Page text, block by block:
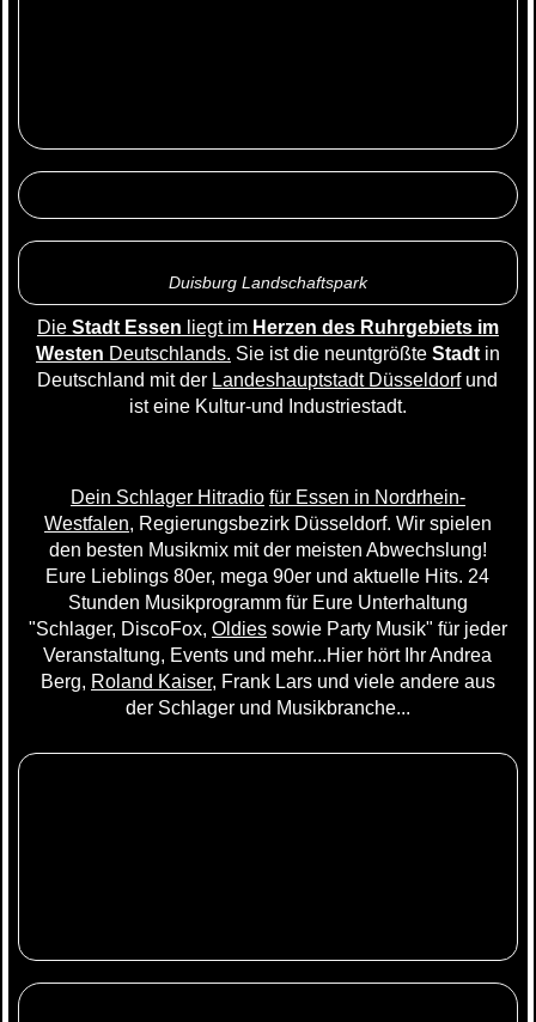
Duisburg Landschaftspark
Die Stadt Essen liegt im Herzen des Ruhrgebiets im
Westen Deutschlands. Sie ist die neuntgrößte Stadtin
Deutschland mit der Landeshauptstadt Düsseldorfund
ist eine Kultur-und Industriestadt.
Dein Schlager Hitradio für Essen in Nordrhein-
Westfalen, Regierungsbezirk Düsseldorf. Wir spielen
den besten Musikmix mit der meisten Abwechslung!
Eure Lieblings 80er, mega 90er und aktuelle Hits. 24
Stunden Musikprogramm für Eure Unterhaltung
"Schlager, DiscoFox, Oldiessowie Party Musik" für jeder
Veranstaltung, Events und mehr...Hier hört Ihr Andrea
Berg, Roland Kaiser, Frank Lars und viele andere aus
der Schlager und Musikbranche...